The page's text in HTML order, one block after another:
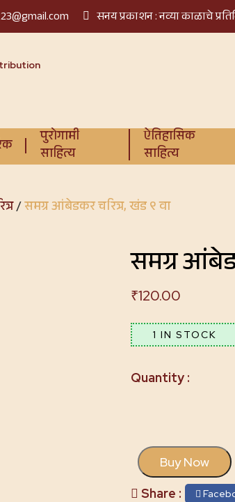
सनय प्रकाशन : नव्या काळाचे
पुरोगामी
साहित्य
ऐतिहासिक
साहित्य
/समग्र आंबेडकर चरित्र, खंड ९ वा
समग्र
₹120.00
1 IN STOCK
Buy Now
Share :